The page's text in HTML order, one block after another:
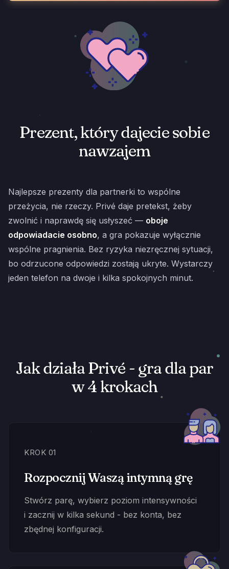
Prezent, który dajecie sobie
nawzajem
Najlepsze prezenty dla partnerki to wspólne
przeżycia, nie rzeczy. Privé daje pretekst, żeby
zwolnić i naprawdę się usłyszeć — oboje
odpowiadacie osobno, a gra pokazuje wyłącznie
wspólne pragnienia. Bez ryzyka niezręcznej sytuacji,
bo odrzucone odpowiedzi zostają ukryte. Wystarczy
jeden telefon na dwoje i kilka spokojnych minut.
Jak działa Privé - gra dla par
w 4 krokach
KROK 01
Rozpocznij Waszą intymną grę
Stwórz parę, wybierz poziom intensywności
i zacznij w kilka sekund - bez konta, bez
zbędnej konfiguracji.